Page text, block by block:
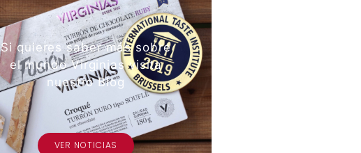
Si quieres saber más sobre
el mundo Virginias visita
nuestro Blog
VER NOTICIAS